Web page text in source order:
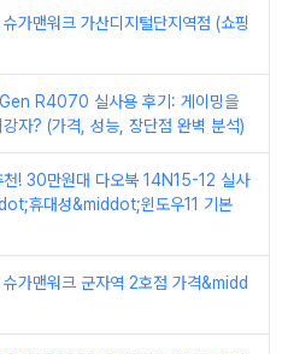
가맨워크 가산디지털단지역점 (쇼핑
R4070 실사용 후기: 게이밍을
자? (가격, 성능, 장단점 완벽 분석)
천! 30만원대 다오북 14N15-12 실사
휴대성&middot;윈도우11 기본
가맨워크 군자역 2호점 가격&midd